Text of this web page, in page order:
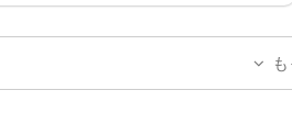
とっても残念な事になります。 ヨハク我
の水筒も、食洗器で洗うにつれてどんど